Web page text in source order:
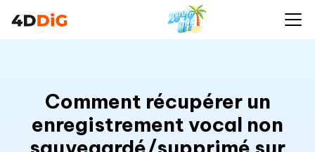
Comment récupérer un
enregistrement vocal non